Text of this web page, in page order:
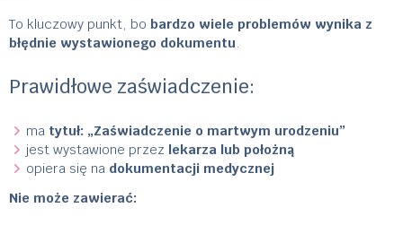
To kluczowy punkt, bo bardzo wiele problemów wynika z
błędnie wystawionego dokumentu.
Prawidłowe zaświadczenie:
ma tytuł: „Zaświadczenie o martwym urodzeniu”
jest wystawione przez lekarza lub położną
opiera się na dokumentacji medycznej
Nie może zawierać: